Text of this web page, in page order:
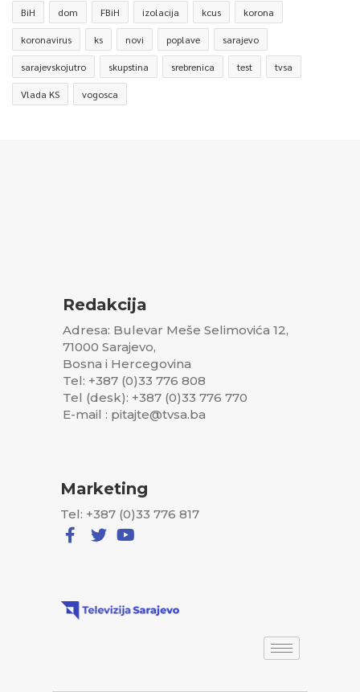
BiH dom FBiH izolacija kcus korona
koronavirus ks novi poplave sarajevo
sarajevskojutro skupstina srebrenica test tvsa
Vlada KS vogosca
Redakcija
Adresa: Bulevar Meše Selimovića 12,
71000 Sarajevo,
Bosna i Hercegovina
Tel: +387 (0)33 776 808
Tel (desk): +387 (0)33 776 770
E-mail : pitajte@tvsa.ba
Marketing
Tel: +387 (0)33 776 817